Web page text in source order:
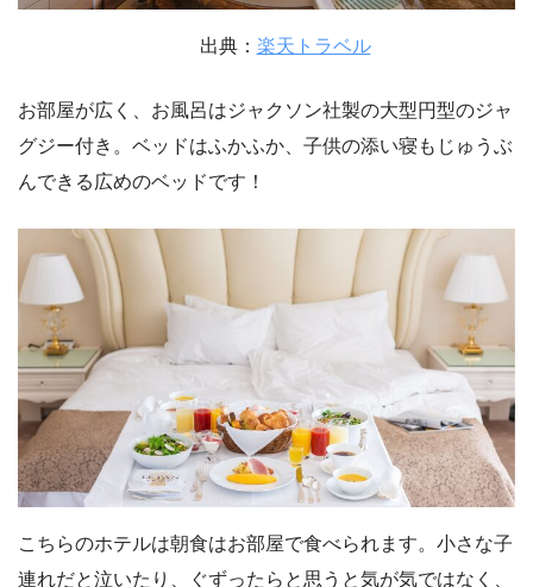
出典： 楽天トラベル
お部屋が広く、お風呂はジャクソン社製の大型円型のジャ
グジー付き。ベッドはふかふか、子供の添い寝もじゅうぶ
んできる広めのベッドです！
こちらのホテルは朝食はお部屋で食べられます。小さな子
連れだと泣いたり、ぐずったらと思うと気が気ではなく、